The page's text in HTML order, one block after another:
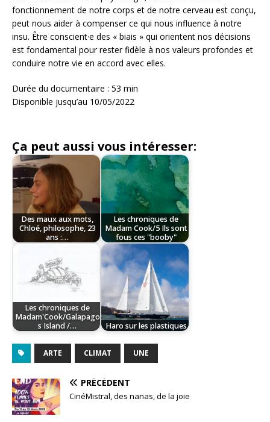
fonctionnement de notre corps et de notre cerveau est conçu,
peut nous aider à compenser ce qui nous influence à notre
insu. Être conscient·e des « biais » qui orientent nos décisions
est fondamental pour rester fidèle à nos valeurs profondes et
conduire notre vie en accord avec elles.
Durée du documentaire : 53 min
Disponible jusqu’au 10/05/2022
Ça peut aussi vous intéresser:
Des maux aux mots,
Chloé, philosophe, 23
ans :…
Les chroniques de
Madam Cook/5 Ils sont
fous ces "booby"
Les chroniques de
Madam'Cook/Galapago
s Island /…
Haro sur les plastiques
ARTE CLIMAT UNE
PRÉCÉDENT
CinéMistral, des nanas, de la joie